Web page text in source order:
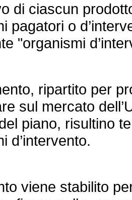
di ciascun
pagatori o
"organismi
ripartito per
sul mercato
piano, risultino
d’intervento.
viene stabilito